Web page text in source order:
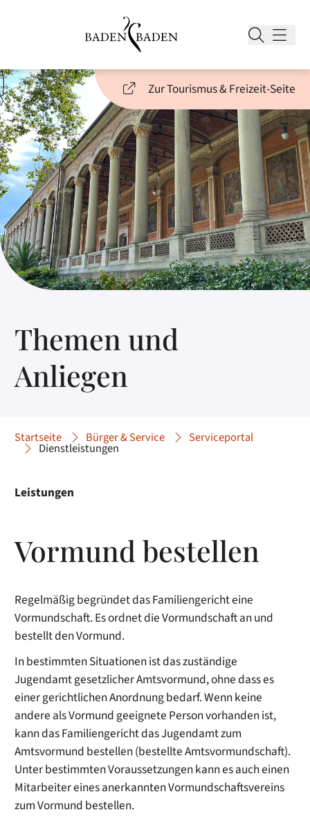
Zur Tourismus & Freizeit-Seite
Themen und
Anliegen
Startseite Bürger & Service Serviceportal
Dienstleistungen
Leistungen
Vormund bestellen
Regelmäßig begründet das Familiengericht eine
Vormundschaft. Es ordnet die Vormundschaft an und
bestellt den Vormund.
In bestimmten Situationen ist das zuständige
Jugendamt gesetzlicher Amtsvormund, ohne dass es
einer gerichtlichen Anordnung bedarf. Wenn keine
andere als Vormund geeignete Person vorhanden ist,
kann das Familiengericht das Jugendamt zum
Amtsvormund bestellen (bestellte Amtsvormundschaft).
Unter bestimmten Voraussetzungen kann es auch einen
Mitarbeiter eines anerkannten Vormundschaftsvereins
zum Vormund bestellen.